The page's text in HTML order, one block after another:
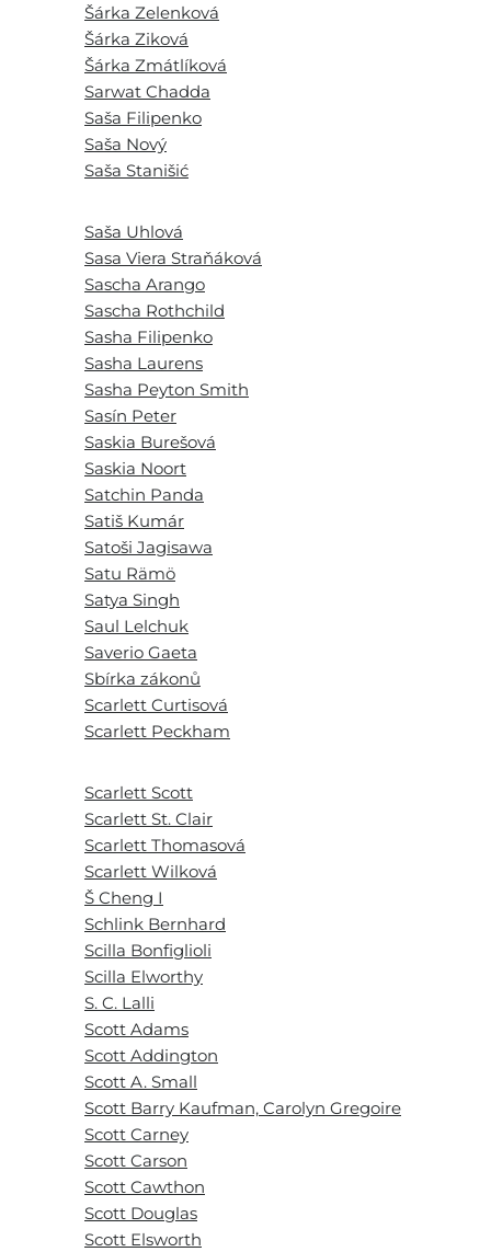
Šárka Zelenková
Šárka Ziková
Šárka Zmátlíková
Sarwat Chadda
Saša Filipenko
Saša Nový
Saša Stanišić
Saša Uhlová
Sasa Viera Straňáková
Sascha Arango
Sascha Rothchild
Sasha Filipenko
Sasha Laurens
Sasha Peyton Smith
Sasín Peter
Saskia Burešová
Saskia Noort
Satchin Panda
Satiš Kumár
Satoši Jagisawa
Satu Rämö
Satya Singh
Saul Lelchuk
Saverio Gaeta
Sbírka zákonů
Scarlett Curtisová
Scarlett Peckham
Scarlett Scott
Scarlett St. Clair
Scarlett Thomasová
Scarlett Wilková
Š Cheng I
Schlink Bernhard
Scilla Bonfiglioli
Scilla Elworthy
S. C. Lalli
Scott Adams
Scott Addington
Scott A. Small
Scott Barry Kaufman, Carolyn Gregoire
Scott Carney
Scott Carson
Scott Cawthon
Scott Douglas
Scott Elsworth